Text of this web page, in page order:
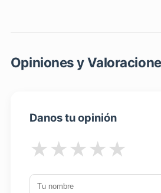
Opiniones y
Danos tu opinión
★
★
★
★
★